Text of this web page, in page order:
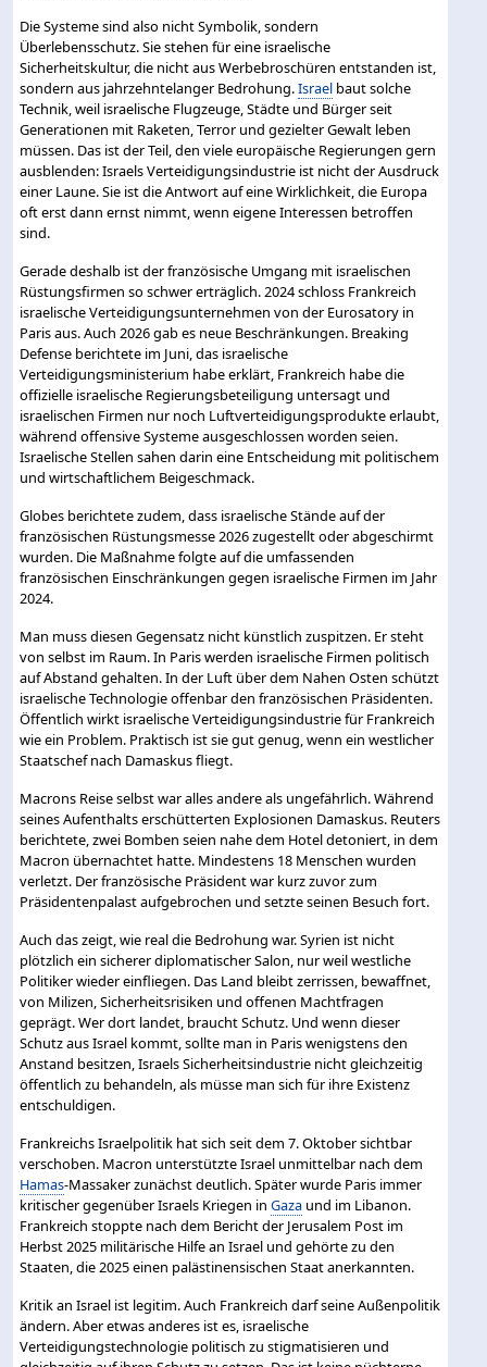
Die Systeme sind also nicht Symbolik, sondern
Überlebensschutz. Sie stehen für eine israelische
Sicherheitskultur, die nicht aus Werbebroschüren entstanden ist,
sondern aus jahrzehntelanger Bedrohung.Israel baut solche
Technik, weil israelische Flugzeuge, Städte und Bürger seit
Generationen mit Raketen, Terror und gezielter Gewalt leben
müssen. Das ist der Teil, den viele europäische Regierungen gern
ausblenden: Israels Verteidigungsindustrie ist nicht der Ausdruck
einer Laune. Sie ist die Antwort auf eine Wirklichkeit, die Europa
oft erst dann ernst nimmt, wenn eigene Interessen betroffen
sind.
Gerade deshalb ist der französische Umgang mit israelischen
Rüstungsfirmen so schwer erträglich. 2024 schloss Frankreich
israelische Verteidigungsunternehmen von der Eurosatory in
Paris aus. Auch 2026 gab es neue Beschränkungen. Breaking
Defense berichtete im Juni, das israelische
Verteidigungsministerium habe erklärt, Frankreich habe die
offizielle israelische Regierungsbeteiligung untersagt und
israelischen Firmen nur noch Luftverteidigungsprodukte erlaubt,
während offensive Systeme ausgeschlossen worden seien.
Israelische Stellen sahen darin eine Entscheidung mit politischem
und wirtschaftlichem Beigeschmack.
Globes berichtete zudem, dass israelische Stände auf der
französischen Rüstungsmesse 2026 zugestellt oder abgeschirmt
wurden. Die Maßnahme folgte auf die umfassenden
französischen Einschränkungen gegen israelische Firmen im Jahr
2024.
Man muss diesen Gegensatz nicht künstlich zuspitzen. Er steht
von selbst im Raum. In Paris werden israelische Firmen politisch
auf Abstand gehalten. In der Luft über dem Nahen Osten schützt
israelische Technologie offenbar den französischen Präsidenten.
Öffentlich wirkt israelische Verteidigungsindustrie für Frankreich
wie ein Problem. Praktisch ist sie gut genug, wenn ein westlicher
Staatschef nach Damaskus fliegt.
Macrons Reise selbst war alles andere als ungefährlich. Während
seines Aufenthalts erschütterten Explosionen Damaskus. Reuters
berichtete, zwei Bomben seien nahe dem Hotel detoniert, in dem
Macron übernachtet hatte. Mindestens 18 Menschen wurden
verletzt. Der französische Präsident war kurz zuvor zum
Präsidentenpalast aufgebrochen und setzte seinen Besuch fort.
Auch das zeigt, wie real die Bedrohung war. Syrien ist nicht
plötzlich ein sicherer diplomatischer Salon, nur weil westliche
Politiker wieder einfliegen. Das Land bleibt zerrissen, bewaffnet,
von Milizen, Sicherheitsrisiken und offenen Machtfragen
geprägt. Wer dort landet, braucht Schutz. Und wenn dieser
Schutz aus Israel kommt, sollte man in Paris wenigstens den
Anstand besitzen, Israels Sicherheitsindustrie nicht gleichzeitig
öffentlich zu behandeln, als müsse man sich für ihre Existenz
entschuldigen.
Frankreichs Israelpolitik hat sich seit dem 7. Oktober sichtbar
verschoben. Macron unterstützte Israel unmittelbar nach dem
Hamas-Massaker zunächst deutlich. Später wurde Paris immer
kritischer gegenüber Israels Kriegen inGaza und im Libanon.
Frankreich stoppte nach dem Bericht der Jerusalem Post im
Herbst 2025 militärische Hilfe an Israel und gehörte zu den
Staaten, die 2025 einen palästinensischen Staat anerkannten.
Kritik an Israel ist legitim. Auch Frankreich darf seine Außenpolitik
ändern. Aber etwas anderes ist es, israelische
Verteidigungstechnologie politisch zu stigmatisieren und